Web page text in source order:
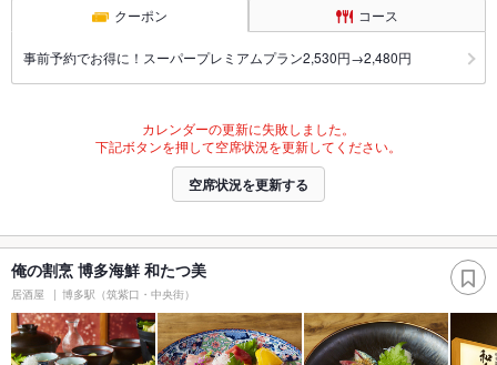
クーポン コース
事前予約でお得に！スーパープレミアムプラン2,530円→2,480円
カレンダーの更新に失敗しました。
下記ボタンを押して空席状況を更新してください。
空席状況を更新する
俺の割烹 博多海鮮 和たつ美
居酒屋 博多駅（筑紫口・中央街）